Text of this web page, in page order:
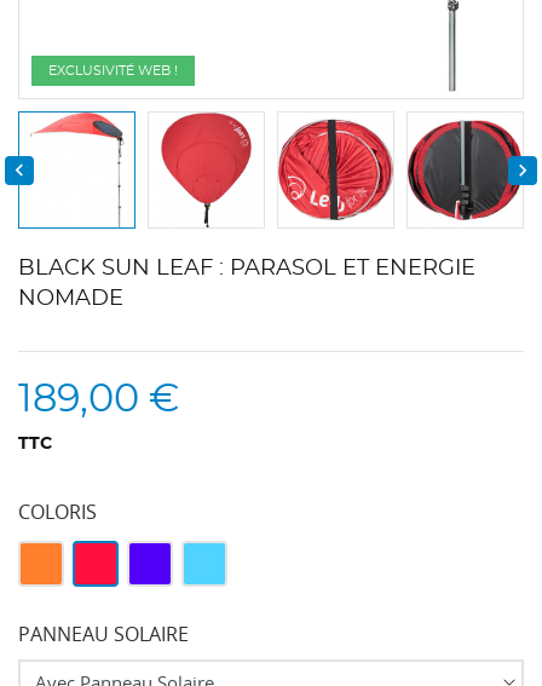
EXCLUSIVITÉ WEB !
 
BLACK SUN LEAF : PARASOL ET ENERGIE
NOMADE
189,00 €
TTC
COLORIS
PANNEAU SOLAIRE